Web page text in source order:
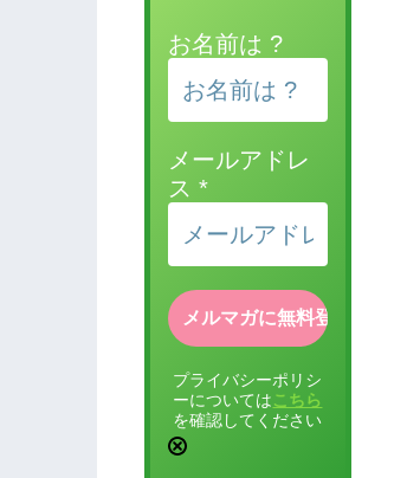
お名前は ?
メールアドレ
ス *
プライバシーポリシ
ーについては こちら
を確認してください